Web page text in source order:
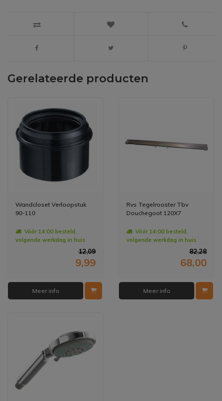
Gerelateerde producten
Wandcloset Verloopstuk
90-110
Vóór 14:00 besteld,
volgende werkdag in huis
12,09
9,99
Meer info
Rvs Tegelrooster Tbv
Douchegoot 120X7
Vóór 14:00 besteld,
volgende werkdag in huis
82,28
68,00
Meer info